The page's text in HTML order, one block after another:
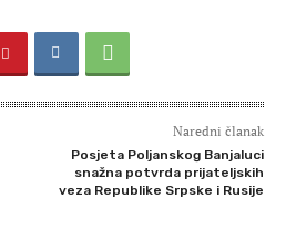
Naredni članak
Posjeta Poljanskog Banjaluci
snažna potvrda prijateljskih
veza Republike Srpske i Rusije